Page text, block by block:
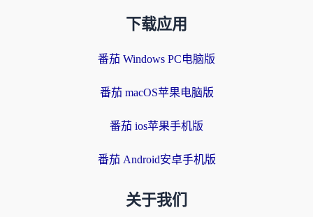
下载应用
番茄 Windows PC电脑版
番茄 macOS苹果电脑版
番茄 ios苹果手机版
番茄 Android安卓手机版
关于我们